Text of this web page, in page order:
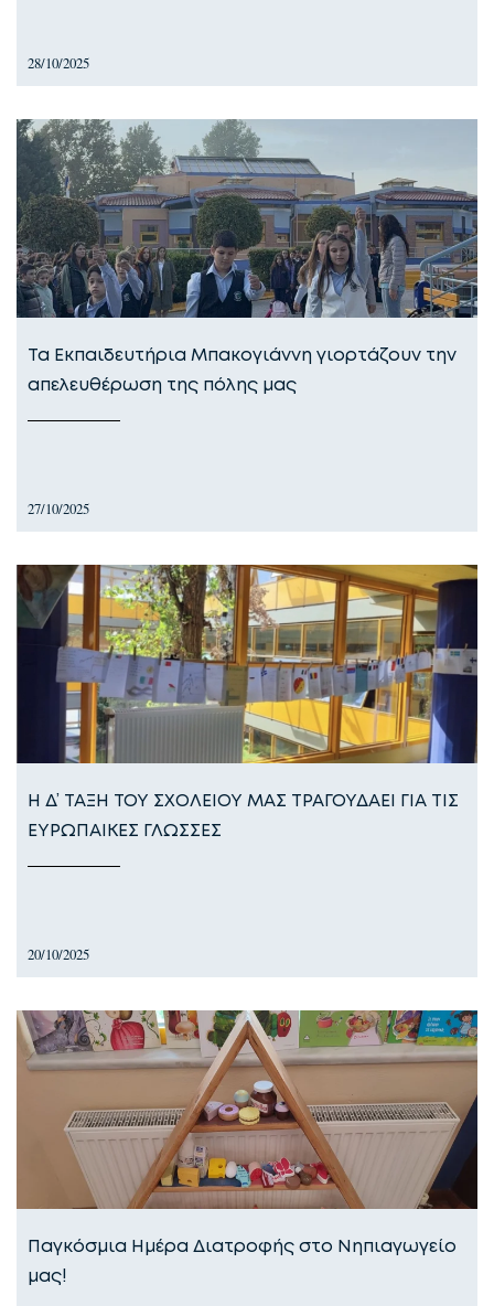
28/10/2025
Τα Εκπαιδευτήρια Μπακογιάννη γιορτάζουν την
απελευθέρωση της πόλης μας
27/10/2025
Η Δ’ ΤΑΞΗ ΤΟΥ ΣΧΟΛΕΙΟΥ ΜΑΣ ΤΡΑΓΟΥΔΑΕΙ ΓΙΑ ΤΙΣ
ΕΥΡΩΠΑΙΚΕΣ ΓΛΩΣΣΕΣ
20/10/2025
Παγκόσμια Ημέρα Διατροφής στο Νηπιαγωγείο
μας!